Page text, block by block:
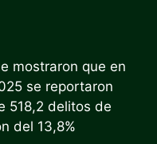
mostraron que en
se reportaron
518,2 delitos de
del 13,8%